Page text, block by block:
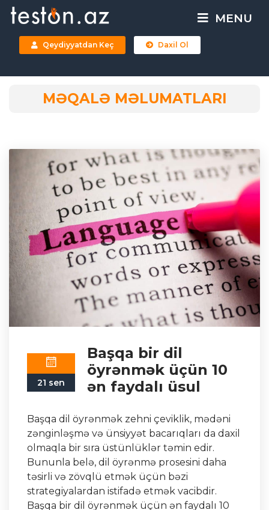
MENU
Qeydiyyatdan Keç Daxil Ol
MƏQALƏ MƏLUMATLARI
21 sen
Başqa bir dil
öyrənmək üçün 10
ən faydalı üsul
Başqa dil öyrənmək zehni çeviklik, mədəni
zənginləşmə və ünsiyyət bacarıqları da daxil
olmaqla bir sıra üstünlüklər təmin edir.
Bununla belə, dil öyrənmə prosesini daha
təsirli və zövqlü etmək üçün bəzi
strategiyalardan istifadə etmək vacibdir.
Başqa bir dil öyrənmək üçün ən faydalı 10